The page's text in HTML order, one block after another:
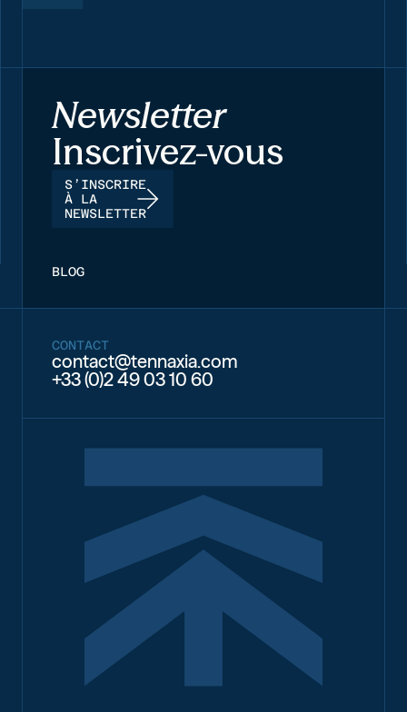
Newsletter
Inscrivez-vous
S’INSCRIRE
À LA
NEWSLETTER
BLOG
CONTACT
contact@tennaxia.com
+33 (0)2 49 03 10 60